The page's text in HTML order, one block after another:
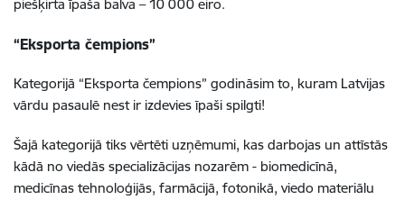
piešķirta īpaša balva – 10 000 eiro.
“Eksporta čempions”
Kategorijā “Eksporta čempions” godināsim to, kuram Latvijas
vārdu pasaulē nest ir izdevies īpaši spilgti!
Šajā kategorijā tiks vērtēti uzņēmumi, kas darbojas un attīstās
kādā no viedās specializācijas nozarēm - biomedicīnā,
medicīnas tehnoloģijās, farmācijā, fotonikā, viedo materiālu